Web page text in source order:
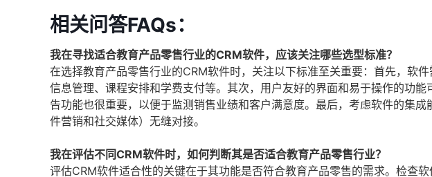
相关问答FAQs：
我在寻找适合教育产品零售行业的CRM软件，应该关注哪些选型标准？
在选择教育产品零售行业的CRM软件时，关注以下标准至关重要：首先，软
信息管理、课程安排和学费支付等。其次，用户友好的界面和易于操作的功
告功能也很重要，以便于监测销售业绩和客户满意度。最后，考虑软件的集
件营销和社交媒体）无缝对接。
我在评估不同CRM软件时，如何判断其是否适合教育产品零售行业？
评估CRM软件适合性的关键在于其功能是否符合教育产品零售的需求。检查